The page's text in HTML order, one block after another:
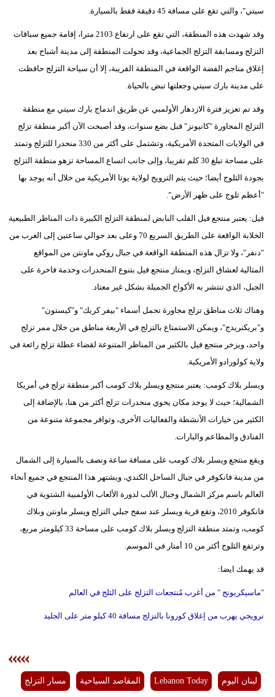
سيتي"، والتي تقع على مسافة 45 دقيقة فقط بالسيارة.
وقد شهدت هذه المنطقة، التي تقع على ارتفاع 2103 مترا، إقامة جميع سباقات
التزلج ومسابقة التزلج الجماعية، وقد تحولت المنطقة إلى مدينة أشباح بعد
إغلاق مناجم الفضة الواقعة في المنطقة القريبة، إلا أن سياحة التزلج حافظت
على مدينة بارك سيتي وجعلتها تبض بالحياة.
وقد تم تعزيز فترة الازدهار الأولمبي عن طريق اندماج بارك سيتي مع منطقة
التزلج المجاورة "كانيونز" قبل بضع سنوات، وقد أصبحت الآن أكبر منطقة تزلج
في الولايات المتحدة الأمريكية، وتشتمل على أكثر من 330 منحدرا للتزلج وتمتد
على مساحة تبلغ 30 كلم تقريبا، وإلى جانب اتساع المساحة تزهو منطقة التزلج
بجودة الثلوج أيضا؛ حيث يتم الترويج لولاية يوتا الأمريكية من خلال أنه يوجد بها
"أعظم ثلوج على ظهر الأرض".
فيل: يعتبر منتجع فيل القلب النابض لمنطقة التزلج الكبيرة ذات المناظر الطبيعية
الخلابة الواقعة على الطريق السريع 70 وعلى بعد حوالي ساعتين إلى الغرب من
"دنفر"، ولا تزال هذه المنطقة الواقعة في جبال روكي ماونتن من المواقع
المثالية لعشاق التزلج، ويمتاز منتجع فيل بتنوع المنحدرات وخدمة فاخرة على
الجبل، الذي تنتشر به الأكواخ الجميلة بشكل غير معتاد.
وهناك ثلاث مناطق تزلج مجاورة تحمل أسماء "بيفر كريك" و"كيستون"
و"بريكنريدج"، ويمكن الاستمتاع بالتزلج في الأربعة مناطق من خلال ممر تزلج
واحد، ويزخر منتجع فيل بالكثير من المناظر المتنوعة لقضاء عطلة تزلج رائعة في
ولاية كولورادو الأمريكية.
ويسلر بلاك كومب: يعتبر منتجع ويسلر بلاك كومب أكبر منطقة تزلج في أمريكا
الشمالية؛ حيث لا يوجد مكان يحوي منحدرات تزلج أكثر من هنا، بالإضافة إلى
الكثير من خيارات الأنشطة والفعاليات الأخرى، وتوافر مجموعة متنوعة من
الفنادق والمطاعم والبارات.
ويقع منتجع ويسلر بلاك كومب على مسافة ساعة ونصف بالسيارة إلى الشمال
من مدينة فانكوفر في جبال الساحل الكندي، ويشتهر هذا المنتجع في جميع أنحاء
العالم باسم مركز الشمال وجبال الألب لدورة الألعاب الأولمبية الشتوية في
فانكوفر 2010، وتقع قرية ويسلر عند سفح جبلي التزلج ويسلر ماونتن وبلاك
كومب، وتمتد منطقة التزلج ويسلر بلاك كومب على مساحة 33 كيلومتر مربع،
وترتفع الثلوج أكثر من 10 أمتار في الموسم.
قد يهمك ايضا:
"ماسيكريونج " من أغرب مُنتجعات التزلج على الثلج في العالم
نرويجي يهرب من إغلاق كورونا بالتزلج مسافة 40 كيلو متر على الجليد
لبنان اليوم Lebanon Today المقاصد السياحية مسار التزلج